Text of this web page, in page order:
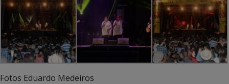
Fotos Eduardo Medeiros